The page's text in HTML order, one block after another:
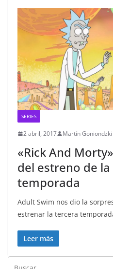
SERIES
2 abril, 2017 Martín Goniondzki
«Rick And
del estreno de
temporada
Adult Swim nos dio la
estrenar la tercera
Leer más